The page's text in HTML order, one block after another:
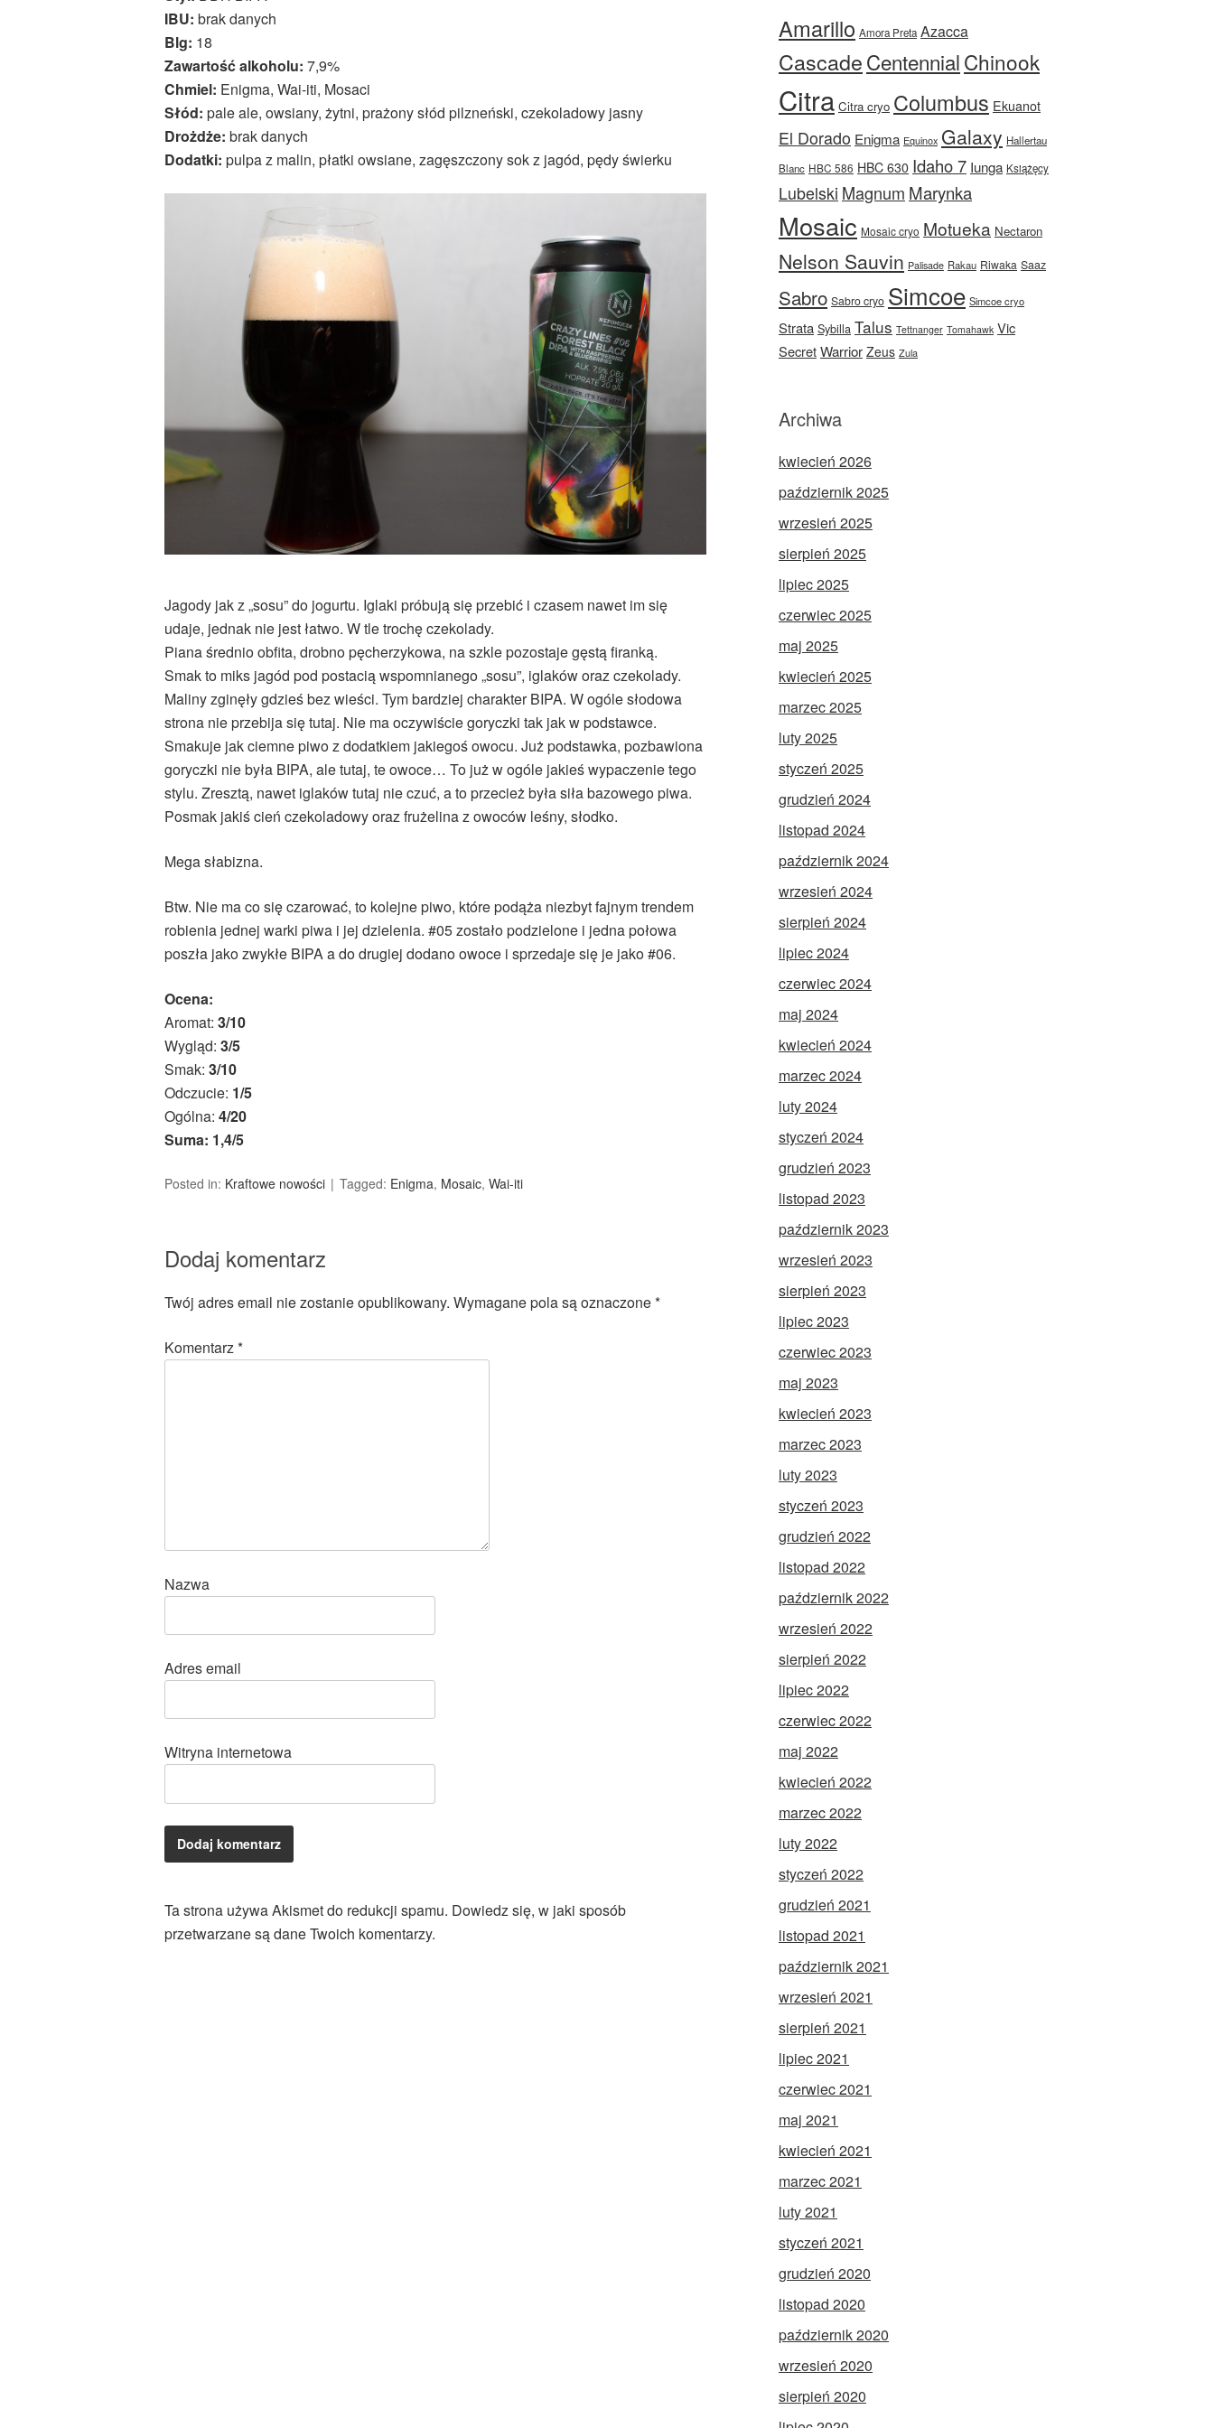
IBU: brak danych
Blg: 18
Zawartość alkoholu: 7,9%
Chmiel: Enigma, Wai-iti, Mosaci
Słód: pale ale, owsiany, żytni, prażony słód pilzneński, czekoladowy jasny
Drożdże: brak danych
Dodatki: pulpa z malin, płatki owsiane, zagęszczony sok z jagód, pędy świerku
Jagody jak z „sosu” do jogurtu. Iglaki próbują się przebić i czasem nawet im się
udaje, jednak nie jest łatwo. W tle trochę czekolady.
Piana średnio obfita, drobno pęcherzykowa, na szkle pozostaje gęstą firanką.
Smak to miks jagód pod postacią wspomnianego „sosu”, iglaków oraz czekolady.
Maliny zginęły gdzieś bez wieści. Tym bardziej charakter BIPA. W ogóle słodowa
strona nie przebija się tutaj. Nie ma oczywiście goryczki tak jak w podstawce.
Smakuje jak ciemne piwo z dodatkiem jakiegoś owocu. Już podstawka, pozbawiona
goryczki nie była BIPA, ale tutaj, te owoce… To już w ogóle jakieś wypaczenie tego
stylu. Zresztą, nawet iglaków tutaj nie czuć, a to przecież była siła bazowego piwa.
Posmak jakiś cień czekoladowy oraz frużelina z owoców leśny, słodko.
Mega słabizna.
Btw. Nie ma co się czarować, to kolejne piwo, które podąża niezbyt fajnym trendem
robienia jednej warki piwa i jej dzielenia. #05 zostało podzielone i jedna połowa
poszła jako zwykłe BIPA a do drugiej dodano owoce i sprzedaje się je jako #06.
Ocena:
Aromat: 3/10
Wygląd: 3/5
Smak: 3/10
Odczucie: 1/5
Ogólna: 4/20
Suma: 1,4/5
Posted in: Kraftowe nowości Tagged: Enigma, Mosaic, Wai-iti
Dodaj komentarz
Twój adres email nie zostanie opublikowany. Wymagane pola są oznaczone*
Komentarz*
Nazwa
Adres email
Witryna internetowa
Ta strona używa Akismet do redukcji spamu. Dowiedz się, w jaki sposób
przetwarzane są dane Twoich komentarzy.
Amarillo Amora Preta Azacca
CascadeCentennialChinook
Citra Citra cryo Columbus Ekuanot
El Dorado Enigma Equinox Galaxy Hallertau
Blanc HBC 586 HBC 630 Idaho 7 Iunga Książęcy
Lubelski Magnum Marynka
Mosaic Mosaic cryo Motueka Nectaron
Nelson Sauvin Palisade Rakau Riwaka Saaz
Sabro Sabro cryo Simcoe Simcoe cryo
Strata Sybilla Talus Tettnanger Tomahawk Vic
SecretWarrior Zeus Zula
Archiwa
kwiecień 2026
październik 2025
wrzesień 2025
sierpień 2025
lipiec 2025
czerwiec 2025
maj 2025
kwiecień 2025
marzec 2025
luty 2025
styczeń 2025
grudzień 2024
listopad 2024
październik 2024
wrzesień 2024
sierpień 2024
lipiec 2024
czerwiec 2024
maj 2024
kwiecień 2024
marzec 2024
luty 2024
styczeń 2024
grudzień 2023
listopad 2023
październik 2023
wrzesień 2023
sierpień 2023
lipiec 2023
czerwiec 2023
maj 2023
kwiecień 2023
marzec 2023
luty 2023
styczeń 2023
grudzień 2022
listopad 2022
październik 2022
wrzesień 2022
sierpień 2022
lipiec 2022
czerwiec 2022
maj 2022
kwiecień 2022
marzec 2022
luty 2022
styczeń 2022
grudzień 2021
listopad 2021
październik 2021
wrzesień 2021
sierpień 2021
lipiec 2021
czerwiec 2021
maj 2021
kwiecień 2021
marzec 2021
luty 2021
styczeń 2021
grudzień 2020
listopad 2020
październik 2020
wrzesień 2020
sierpień 2020